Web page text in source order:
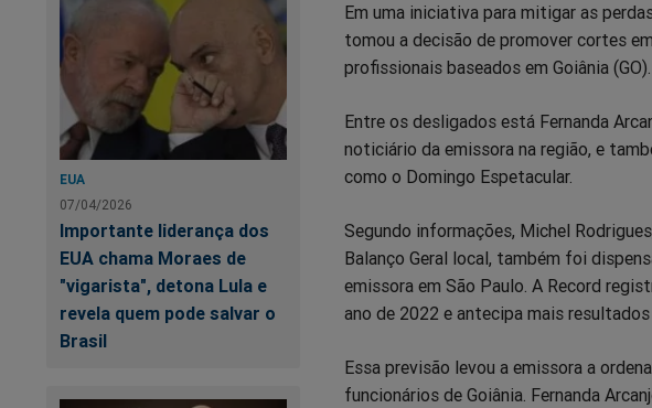
EUA
07/04/2026
Importante liderança dos
EUA chama Moraes de
"vigarista", detona Lula e
revela quem pode salvar o
Brasil
no
Facebook
no
Whatsapp
no
Twitter
no
Messenger
no
Em uma iniciativa para mitigar as
tomou a decisão de promover cortes
profissionais baseados em Goiânia (GO).
Entre os desligados está Fernanda
noticiário da emissora na região, e
como o Domingo Espetacular.
Segundo informações, Michel
Balanço Geral local, também foi
emissora em São Paulo. A Record
ano de 2022 e antecipa mais
Essa previsão levou a emissora a
funcionários de Goiânia. Fernanda